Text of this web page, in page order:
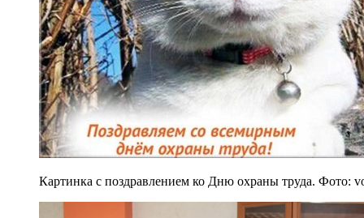
Картинка с поздравлением ко Дню охраны труда. Фото: